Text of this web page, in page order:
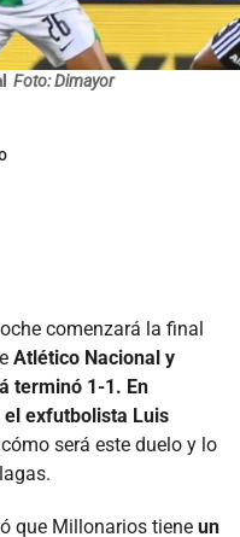
Foto: Dimayor
comenzará la final
Atlético Nacional y
terminó 1-1. En
el exfutbolista Luis
será este duelo y lo
que Millonarios tiene un